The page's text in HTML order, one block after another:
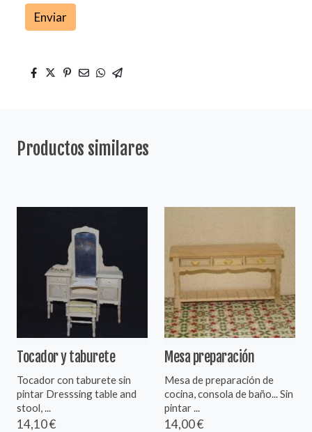
Enviar
Productos similares
Tocador y taburete
Tocador con taburete sin
pintar Dresssing table and
stool, ...
14,10 €
Mesa preparación
Mesa de preparación de
cocina, consola de baño... Sin
pintar ...
14,00 €